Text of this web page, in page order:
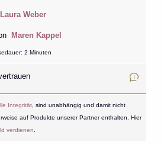
Laura Weber
Maren Kappel
2 Minuten
Integrität, sind unabhängig und damit nicht
auf Produkte unserer Partner enthalten. Hier
verdienen